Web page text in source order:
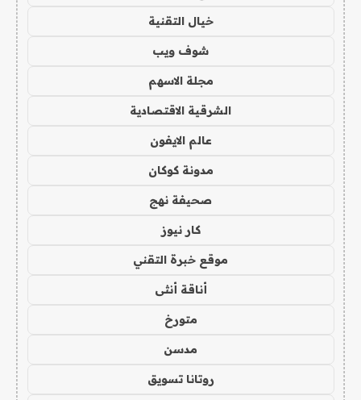
خيال التقنية
شوف ويب
مجلة الاسهم
الشرقية الاقتصادية
عالم الايفون
مدونة كوكان
صحيفة نهج
كار نيوز
موقع خبرة التقني
أناقة أنثى
متورخ
مدسن
روتانا تسويق